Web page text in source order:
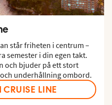
står friheten i centrum –
semester i din egen takt.
och bjuder på ett stort
underhållning ombord.
LINE